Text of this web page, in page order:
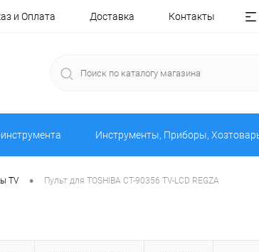
и Оплата Доставка Контакты
Инструменты, Приборы,
TV • Пульт для TOSHIBA CT-90356 TV-LCD REGZA